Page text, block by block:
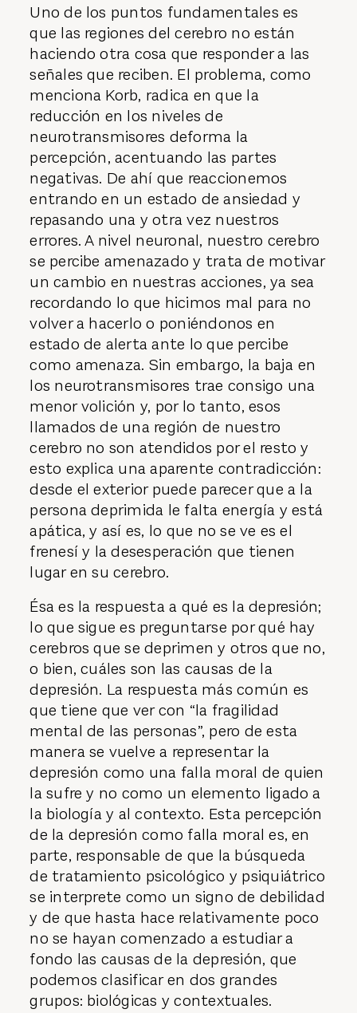
Uno de los puntos fundamentales es
que las regiones del cerebro no están
haciendo otra cosa que responder a las
señales que reciben. El problema, como
menciona Korb, radica en que la
reducción en los niveles de
neurotransmisores deforma la
percepción, acentuando las partes
negativas. De ahí que reaccionemos
entrando en un estado de ansiedad y
repasando una y otra vez nuestros
errores. A nivel neuronal, nuestro cerebro
se percibe amenazado y trata de motivar
un cambio en nuestras acciones, ya sea
recordando lo que hicimos mal para no
volver a hacerlo o poniéndonos en
estado de alerta ante lo que percibe
como amenaza. Sin embargo, la baja en
los neurotransmisores trae consigo una
menor volición y, por lo tanto, esos
llamados de una región de nuestro
cerebro no son atendidos por el resto y
esto explica una aparente contradicción:
desde el exterior puede parecer que a la
persona deprimida le falta energía y está
apática, y así es, lo que no se ve es el
frenesí y la desesperación que tienen
lugar en su cerebro.
Ésa es la respuesta a qué es la depresión;
lo que sigue es preguntarse por qué hay
cerebros que se deprimen y otros que no,
o bien, cuáles son las causas de la
depresión. La respuesta más común es
que tiene que ver con “la fragilidad
mental de las personas”, pero de esta
manera se vuelve a representar la
depresión como una falla moral de quien
la sufre y no como un elemento ligado a
la biología y al contexto. Esta percepción
de la depresión como falla moral es, en
parte, responsable de que la búsqueda
de tratamiento psicológico y psiquiátrico
se interprete como un signo de debilidad
y de que hasta hace relativamente poco
no se hayan comenzado a estudiar a
fondo las causas de la depresión, que
podemos clasificar en dos grandes
grupos: biológicas y contextuales.